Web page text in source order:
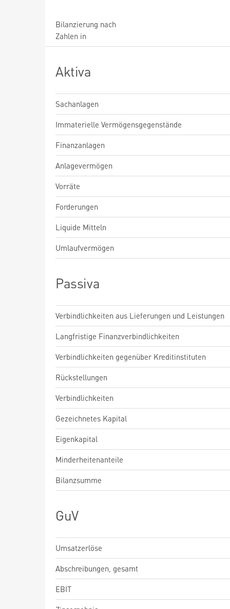
Bilanzierung nach
Zahlen in
Aktiva
Sachanlagen
Immaterielle Vermögensgegenstände
Finanzanlagen
Anlagevermögen
Vorräte
Forderungen
Liquide Mitteln
Umlaufvermögen
Passiva
Verbindlichkeiten aus Lieferungen und Leistungen
Langfristige Finanzverbindlichkeiten
Verbindlichkeiten gegenüber Kreditinstituten
Rückstellungen
Verbindlichkeiten
Gezeichnetes Kapital
Eigenkapital
Minderheitenanteile
Bilanzsumme
GuV
Umsatzerlöse
Abschreibungen, gesamt
EBIT